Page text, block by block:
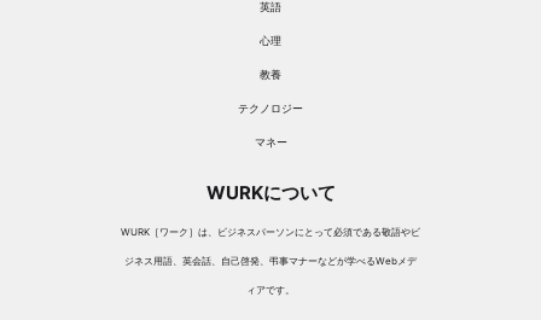
英語
心理
教養
テクノロジー
マネー
WURKについて
WURK［ワーク］は、ビジネスパーソンにとって必須である敬語やビ
ジネス用語、英会話、自己啓発、弔事マナーなどが学べるWebメデ
ィアです。